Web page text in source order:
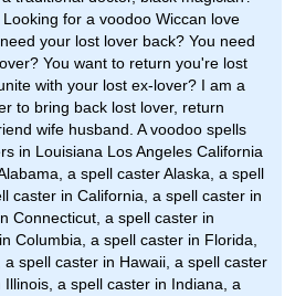
for a voodoo Wiccan love
your lost lover back? You need
You want to return you're lost
with your lost ex-lover? I am a
to bring back lost lover, return
wife husband. A voodoo spells
in Louisiana Los Angeles California
a spell caster Alaska, a spell
caster in California, a spell caster in
Connecticut, a spell caster in
Columbia, a spell caster in Florida,
spell caster in Hawaii, a spell caster
a spell caster in Indiana, a